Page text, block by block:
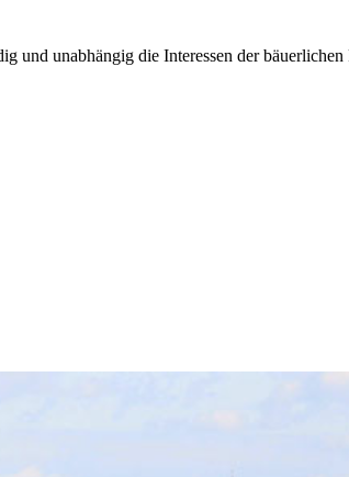
und unabhängig die Interessen der